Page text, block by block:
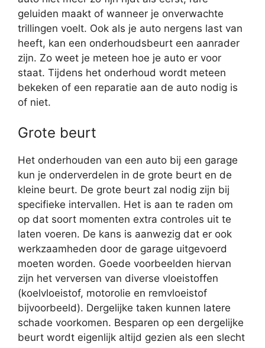
geluiden maakt of wanneer je onverwachte
trillingen voelt. Ook als je auto nergens last van
heeft, kan een onderhoudsbeurt een aanrader
zijn. Zo weet je meteen hoe je auto er voor
staat. Tijdens het onderhoud wordt meteen
bekeken of een reparatie aan de auto nodig is
of niet.
Grote beurt
Het onderhouden van een auto bij een garage
kun je onderverdelen in de grote beurt en de
kleine beurt. De grote beurt zal nodig zijn bij
specifieke intervallen. Het is aan te raden om
op dat soort momenten extra controles uit te
laten voeren. De kans is aanwezig dat er ook
werkzaamheden door de garage uitgevoerd
moeten worden. Goede voorbeelden hiervan
zijn het verversen van diverse vloeistoffen
(koelvloeistof, motorolie en remvloeistof
bijvoorbeeld). Dergelijke taken kunnen latere
schade voorkomen. Besparen op een dergelijke
beurt wordt eigenlijk altijd gezien als een slecht